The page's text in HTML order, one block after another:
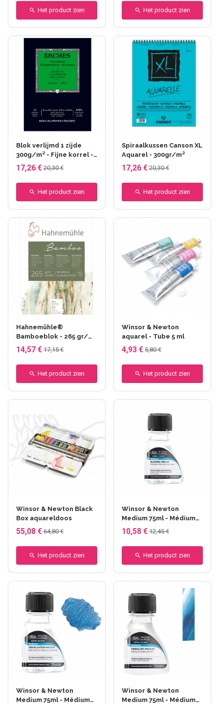
Het product zien Het product zien
Blok verlijmd 1 zijde
300g/m² - Fijne korrel -
Bogen
17,26 € 20,30 €
Het product zien
Spiraalkussen Canson XL
Aquarel - 300gr/m²
17,26 € 20,30 €
Het product zien
Hahnemühle®
Bamboeblok - 265 gr/m²
- Aan 4 zijden verlijmd
14,57 € 17,15 €
Het product zien
+111 anderen
Winsor & Newton
aquarel - Tube 5 ml
4,93 € 5,80 €
Het product zien
Winsor & Newton Black
Box aquareldoos
55,08 € 64,80 €
Het product zien
Winsor & Newton
Medium 75ml - Médium
pour mélange
10,58 € 12,45 €
Het product zien
Winsor & Newton
Medium 75ml - Médium
Winsor & Newton
Medium 75ml - Médium